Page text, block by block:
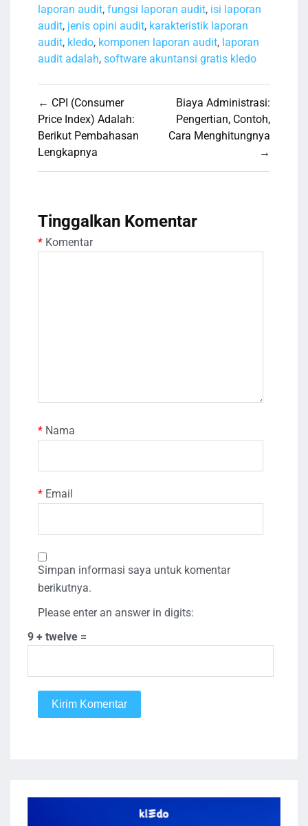
laporan audit, fungsi laporan audit, isi laporan
audit, jenis opini audit, karakteristik laporan
audit, kledo, komponen laporan audit, laporan
audit adalah, software akuntansi gratis kledo
Navigasi
pos
← CPI (Consumer
Price Index) Adalah:
Berikut Pembahasan
Lengkapnya
Biaya Administrasi:
Pengertian, Contoh,
Cara Menghitungnya
→
Tinggalkan Komentar
* Komentar
* Nama
* Email
Simpan informasi saya untuk komentar
berikutnya.
Please enter an answer in digits:
9 + twelve =
Kirim Komentar